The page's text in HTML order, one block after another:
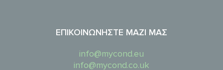
ΕΠΙΚΟΙΝΩΝΉΣΤΕ ΜΑΖΊ ΜΑΣ
info@mycond.eu
info@mycond.co.uk